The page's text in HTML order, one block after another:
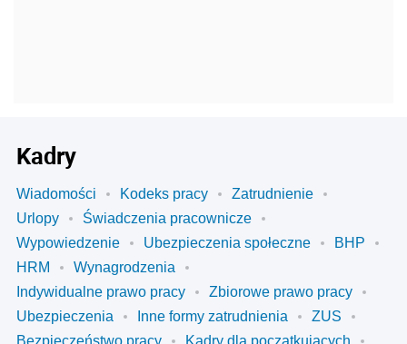
Kadry
Wiadomości Kodeks pracy
Zatrudnienie
Urlopy
Świadczenia pracownicze
Wypowiedzenie
Ubezpieczenia społeczne
BHP
HRM
Wynagrodzenia
Indywidualne prawo pracy
Zbiorowe prawo pracy
Ubezpieczenia
Inne formy zatrudnienia
ZUS
Bezpieczeństwo pracy
Kadry dla początkujących